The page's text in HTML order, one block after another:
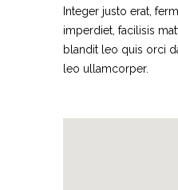
Integer justo erat,
imperdiet, facilisis
blandit leo quis orci
leo ullamcorper.